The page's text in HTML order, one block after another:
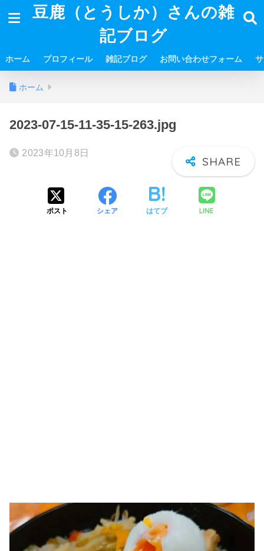
豆鹿（とうしか）さんの雑
記ブログ
ホーム プロフィール 雑記ブログ お問い合わせフォーム
ホーム
2023-07-15-11-35-15-263.jpg
2023年10月8日
ポスト シェア はてブ LINE